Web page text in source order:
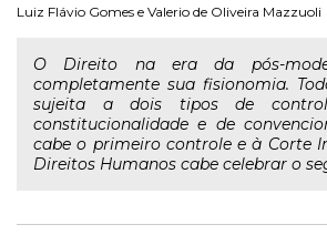
Luiz Flávio Gomes e Valerio de Oliveira Mazzuoli
O Direito na era da pós-
completamente sua fisionomia.
sujeita a dois tipos de
constitucionalidade e de
cabe o primeiro controle e à Corte
Direitos Humanos cabe celebrar o